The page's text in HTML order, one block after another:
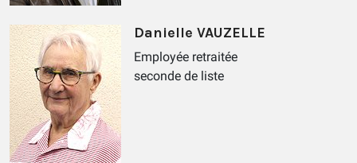
Danielle VAUZELLE
Employée retraitée
seconde de liste